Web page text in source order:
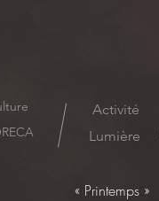
Activité
Lumière
« Printemps »